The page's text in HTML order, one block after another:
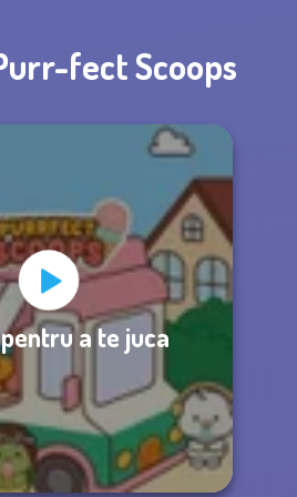
fect Scoops
a te juca